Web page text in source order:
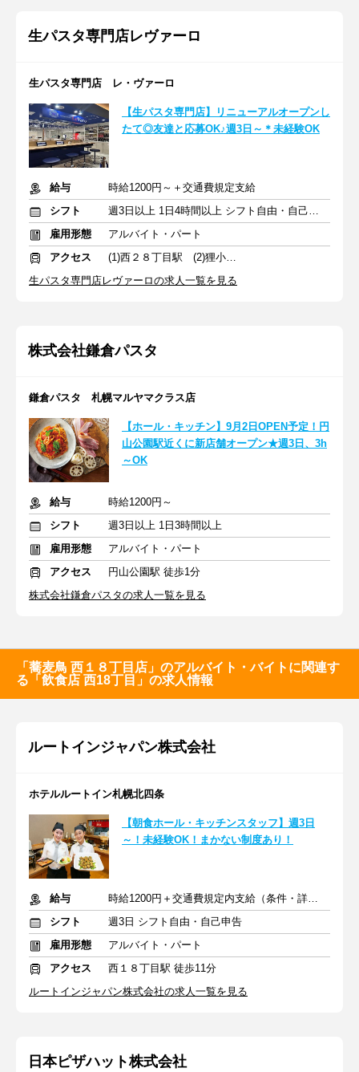
生パスタ専門店レヴァーロ
生パスタ専門店 レ・ヴァーロ
【生パスタ専門店】リニューアルオープンし
たて◎友達と応募OK♪週3日～＊未経験OK
給与
時給1200円～＋交通費規定支給
シフト
週3日以上 1日4時間以上 シフト自由・自己申告
雇用形態
アルバイト・パート
アクセス
(1)西２８丁目駅 (2)狸小路駅
生パスタ専門店レヴァーロの求人一覧を見る
株式会社鎌倉パスタ
鎌倉パスタ 札幌マルヤマクラス店
【ホール・キッチン】9月2日OPEN予定！円
山公園駅近くに新店舗オープン★週3日、3h
～OK
給与
時給1200円～
シフト
週3日以上 1日3時間以上
雇用形態
アルバイト・パート
アクセス
円山公園駅 徒歩1分
株式会社鎌倉パスタの求人一覧を見る
「蕎麦鳥 西１８丁目店」のアルバイト・バイトに関連す
る「飲食店 西18丁目」の求人情報
ルートインジャパン株式会社
ホテルルートイン札幌北四条
【朝食ホール・キッチンスタッフ】週3日
～！未経験OK！まかない制度あり！
給与
時給1200円＋交通費規定内支給（条件・詳細は面接にて）
シフト
週3日 シフト自由・自己申告
雇用形態
アルバイト・パート
アクセス
西１８丁目駅 徒歩11分
ルートインジャパン株式会社の求人一覧を見る
日本ピザハット株式会社